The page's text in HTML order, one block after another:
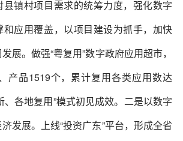
镇村项目需求的统筹力度，强化数字
应用覆盖，以项目建设为抓手，加快
展。做强“粤复用”数字政府应用超市，
产品1519个，累计复用各类应用数达
、各地复用”模式初见成效。二是以数字
发展。上线“投资广东”平台，形成全省